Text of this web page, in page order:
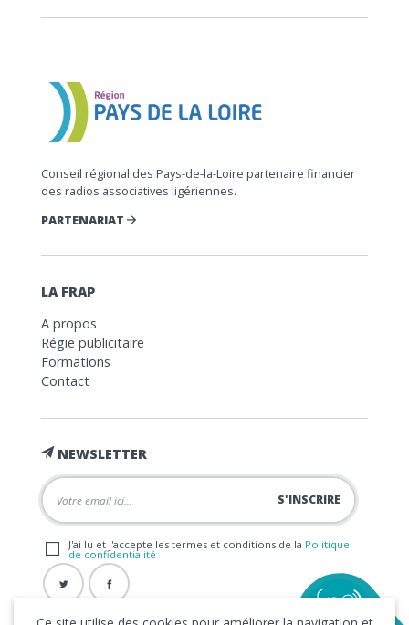
Conseil régional des Pays-de-la-Loire partenaire financier
des radios associatives ligériennes.
PARTENARIAT
LA FRAP
A propos
Régie publicitaire
Formations
Contact
NEWSLETTER
J'ai lu et j'accepte les termes et conditions de la Politique
de confidentialité